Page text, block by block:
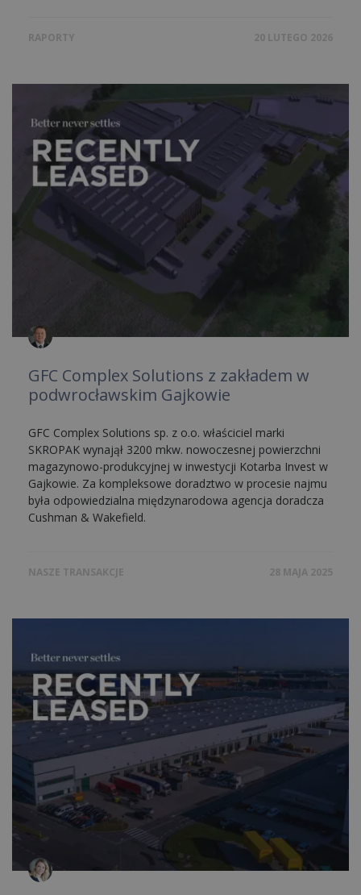
RAPORTY 20 LUTEGO 2026
GFC Complex Solutions z zakładem w
podwrocławskim Gajkowie
GFC Complex Solutions sp. z o.o. właściciel marki
SKROPAK wynajął 3200 mkw. nowoczesnej powierzchni
magazynowo-produkcyjnej w inwestycji Kotarba Invest w
Gajkowie. Za kompleksowe doradztwo w procesie najmu
była odpowiedzialna międzynarodowa agencja doradcza
Cushman & Wakefield.
NASZE TRANSAKCJE 28 MAJA 2025